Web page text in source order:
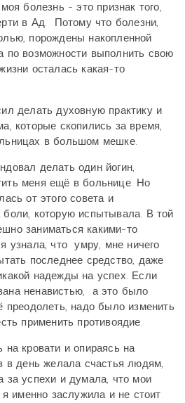
болезнь - это признак того,
в Ад. Потому что болезни,
порождены накопленной
возможности выполнить свою
осталась какая-то
делать духовную практику и
которые скопились за время,
в большом мешке.
делать один йогин,
меня ещё в больнице. Но
от этого совета и
боли, которую испытывала. В той
заниматься какими-то
узнала, что умру, мне ничего
последнее средство, даже
надежды на успех. Если
ненавистью, а это было
преодолеть, надо было изменить
применить противоядие.
на кровати и опираясь на
в день желала счастья людям,
за успехи и думала, что мои
именно заслужила и не стоит